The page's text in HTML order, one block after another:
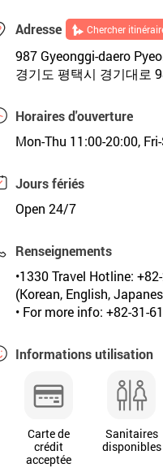
Adresse Chercher
987 Gyeonggi-daero
경기도 평택시 경기대로
Horaires d'ouverture
Mon-Thu 11:00-20:00,
Jours fériés
Open 24/7
Renseignements
•1330 Travel Hotline:
(Korean, English,
• For more info: +82-31-
Informations utilisation
Carte de
crédit
acceptée
Sanitaires
disponibles